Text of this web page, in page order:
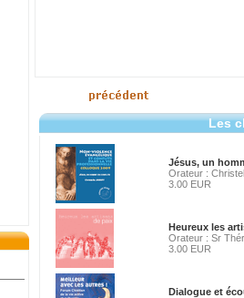
Les
Jésus, un
Orateur :
3.00 EUR
Heureux les
Orateur : Sr
3.00 EUR
Dialogue et